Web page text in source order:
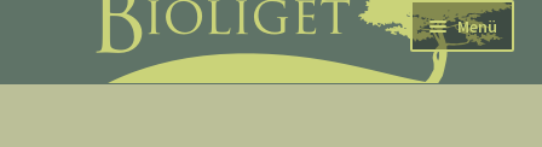
navigációhoz
tartalomba
Menü